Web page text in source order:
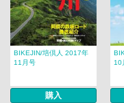
BIKEJIN/培倶人 2017年
11月号
購入
10